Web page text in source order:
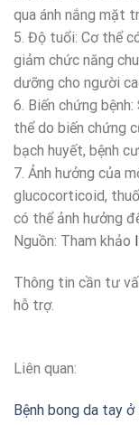
qua ánh nắng mặt
5. Độ tuổi: Cơ thể
giảm chức năng
dưỡng cho người
6. Biến chứng
thể do biến chứng
bạch huyết, bệnh
7. Ảnh hưởng của
glucocorticoid,
có thể ảnh hưởng
Nguồn: Tham khảo
Thông tin cần tư
hỗ trợ.
Liên quan:
Bệnh bong da tay